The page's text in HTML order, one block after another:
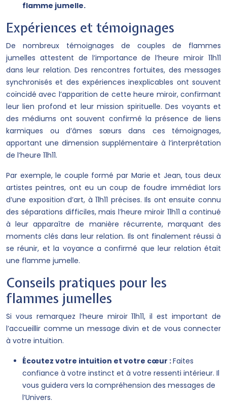
flamme jumelle.
Expériences et témoignages
De nombreux témoignages de couples de flammes
jumelles attestent de l’importance de l’heure miroir 11h11
dans leur relation. Des rencontres fortuites, des messages
synchronisés et des expériences inexplicables ont souvent
coïncidé avec l’apparition de cette heure miroir, confirmant
leur lien profond et leur mission spirituelle. Des voyants et
des médiums ont souvent confirmé la présence de liens
karmiques ou d’âmes sœurs dans ces témoignages,
apportant une dimension supplémentaire à l’interprétation
de l’heure 11h11.
Par exemple, le couple formé par Marie et Jean, tous deux
artistes peintres, ont eu un coup de foudre immédiat lors
d’une exposition d’art, à 11h11 précises. Ils ont ensuite connu
des séparations difficiles, mais l’heure miroir 11h11 a continué
à leur apparaître de manière récurrente, marquant des
moments clés dans leur relation. Ils ont finalement réussi à
se réunir, et la voyance a confirmé que leur relation était
une flamme jumelle.
Conseils pratiques pour les
flammes jumelles
Si vous remarquez l’heure miroir 11h11, il est important de
l’accueillir comme un message divin et de vous connecter
à votre intuition.
Écoutez votre intuition et votre cœur :Faites
confiance à votre instinct et à votre ressenti intérieur. Il
vous guidera vers la compréhension des messages de
l’Univers.